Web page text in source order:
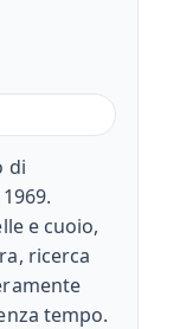
di
e cuoio,
ricerca
tempo.